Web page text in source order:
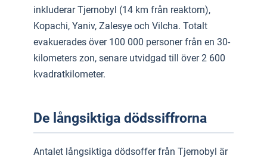
inkluderar Tjernobyl (14 km från reaktorn),
Kopachi, Yaniv, Zalesye och Vilcha. Totalt
evakuerades över 100 000 personer från en 30-
kilometers zon, senare utvidgad till över 2 600
kvadratkilometer.
De långsiktiga dödssiffrorna
Antalet långsiktiga dödsoffer från Tjernobyl är